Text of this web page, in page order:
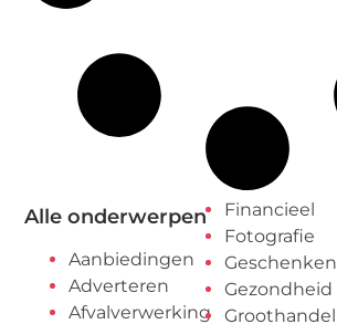
Alle onderwerpen
Aanbiedingen
Adverteren
Afvalverwerking
Financieel
Fotografie
Geschenken
Gezondheid
Groothandel